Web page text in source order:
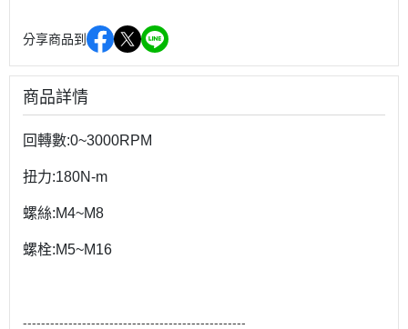
分享商品到
商品詳情
回轉數:0~3000RPM
扭力:180N-m
螺絲:M4~M8
螺栓:M5~M16
-------------------------------------------------